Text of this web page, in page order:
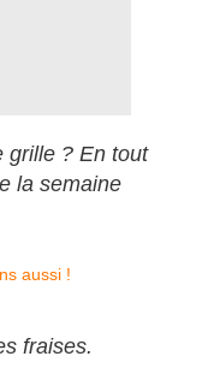
grille ? En tout
la semaine
fraises.